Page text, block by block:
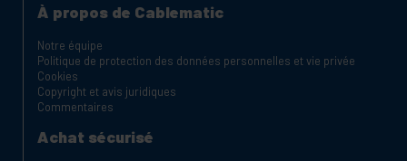
À propos de Cablematic
Notre équipe
Politique de protection des données personnelles et vie privée
Cookies
Copyright et avis juridiques
Commentaires
Achat sécurisé